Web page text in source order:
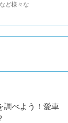
ど様々な
調べよう！愛車